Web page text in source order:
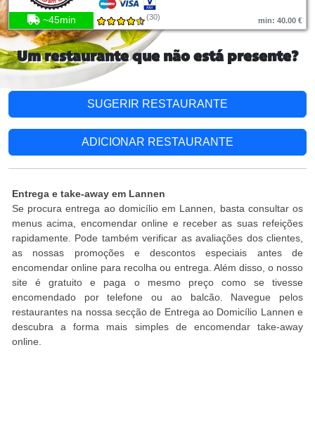
~45min (30) min: 40.00 €
Um restaurante que não está presente?
SUGERIR RESTAURANTE
ADICIONAR RESTAURANTE
Entrega e take-away em Lannen
Se procura entrega ao domicílio em Lannen, basta consultar os
menus acima, encomendar online e receber as suas refeições
rapidamente. Pode também verificar as avaliações dos clientes,
as nossas promoções e descontos especiais antes de
encomendar online para recolha ou entrega. Além disso, o nosso
site é gratuito e paga o mesmo preço como se tivesse
encomendado por telefone ou ao balcão. Navegue pelos
restaurantes na nossa secção de Entrega ao Domicílio Lannen e
descubra a forma mais simples de encomendar take-away
online.